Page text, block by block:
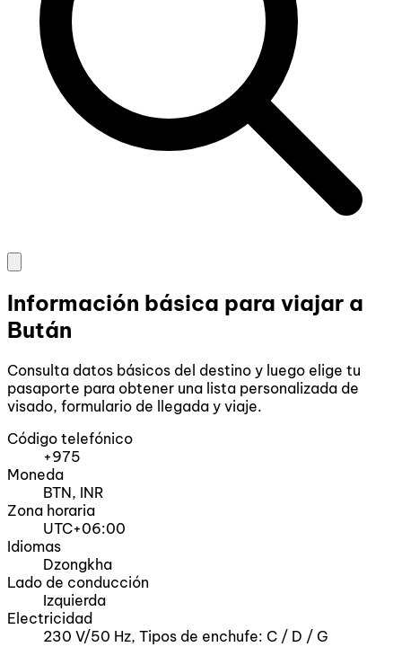
Información básica para viajar a
Bután
Consulta datos básicos del destino y luego elige tu
pasaporte para obtener una lista personalizada de
visado, formulario de llegada y viaje.
Código telefónico
+975
Moneda
BTN, INR
Zona horaria
UTC+06:00
Idiomas
Dzongkha
Lado de conducción
Izquierda
Electricidad
230 V/50 Hz, Tipos de enchufe: C / D / G